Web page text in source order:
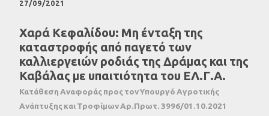
27/09/2021
Χαρά Κεφαλίδου: Μη ένταξη της
καταστροφής από παγετό των
καλλιεργειών ροδιάς της Δράμας και της
Καβάλας με υπαιτιότητα του ΕΛ.Γ.Α.
Κατάθεση Αναφοράς προς τον Υπουργό Αγροτικής
Ανάπτυξης και Τροφίμων Αρ.Πρωτ. 3996/01.10.2021